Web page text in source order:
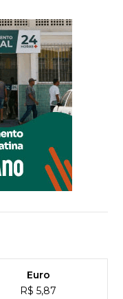
Euro
R$ 5,87